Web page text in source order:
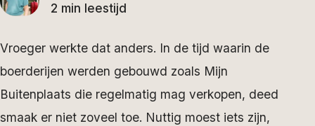
2 min leestijd
Vroeger werkte dat anders. In de tijd waarin de
boerderijen werden gebouwd zoals Mijn
Buitenplaats die regelmatig mag verkopen, deed
smaak er niet zoveel toe. Nuttig moest iets zijn,